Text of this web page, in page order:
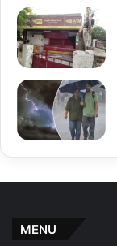
MENU